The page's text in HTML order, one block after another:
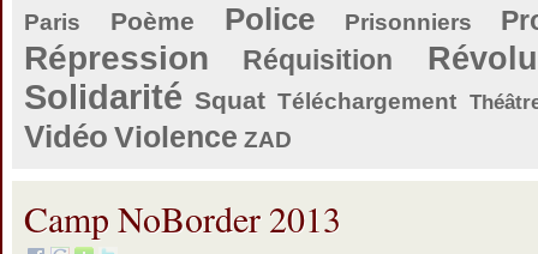
Paris Poème Police Prisonniers
Répression Réquisition
Solidarité Squat Téléchargement
Vidéo Violence ZAD
Camp NoBorder 2013